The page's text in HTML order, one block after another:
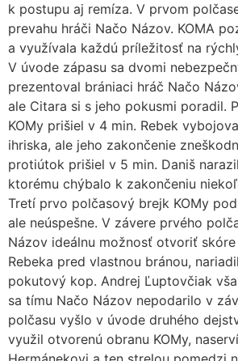
k postupu aj remíza. V prvom
prevahu hráči Načo Názov. KOMA
a využívala každú príležitosť na
V úvode zápasu sa dvomi
prezentoval brániaci hráč Načo
ale Citara si s jeho pokusmi poradil.
KOMy prišiel v 4 min. Rebek
ihriska, ale jeho zakončenie
protiútok prišiel v 5 min. Daniš
ktorému chýbalo k zakončeniu
Tretí prvo polčasový brejk KOMy
ale neúspešne. V závere prvého
Názov ideálnu možnosť otvoriť
Rebeka pred vlastnou bránou,
pokutový kop. Andrej Ľuptovčiak
sa tímu Načo Názov nepodarilo v
polčasu vyšlo v úvode druhého
využil otvorenú obranu KOMy,